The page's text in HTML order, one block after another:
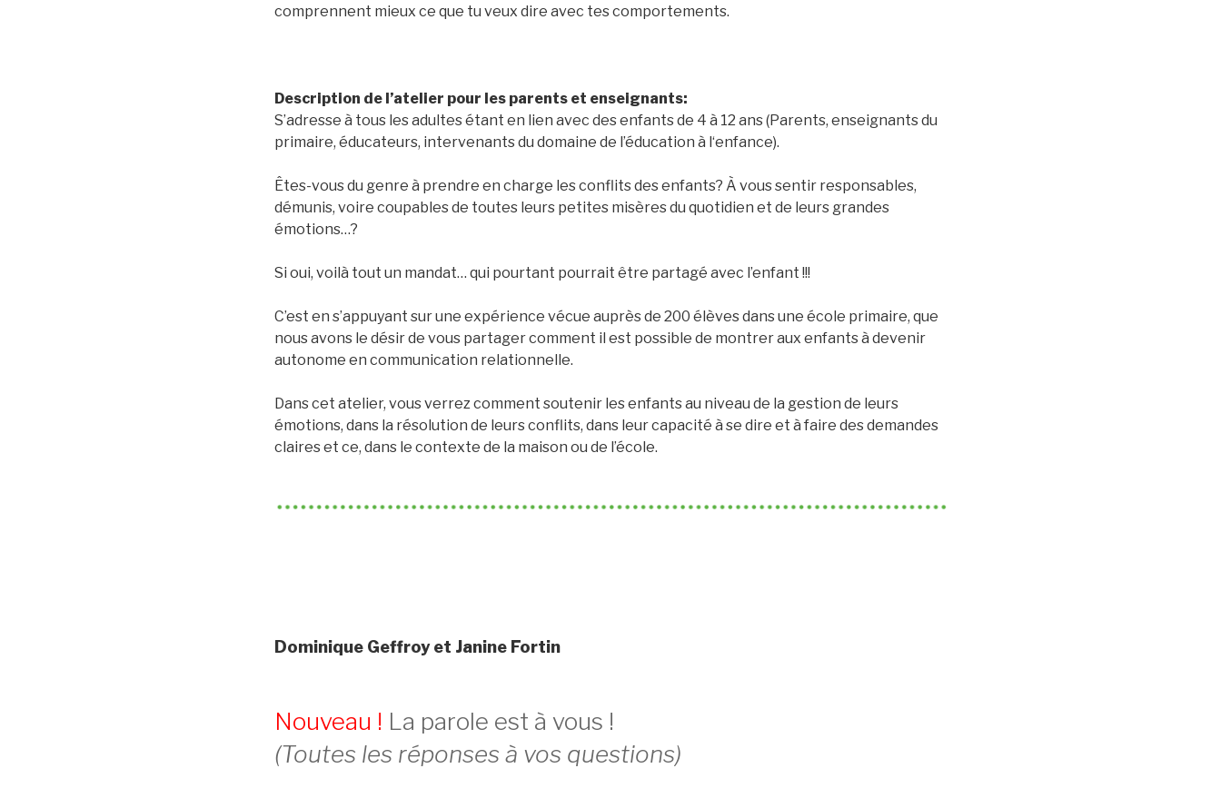
comprennent mieux ce que tu veux dire avec tes comportements.
Description de l’atelier pour les parents et enseignants:
S’adresse à tous les adultes étant en lien avec des enfants de 4 à 12 ans (Parents, enseignants du
primaire, éducateurs, intervenants du domaine de l’éducation à l‘enfance).
Êtes-vous du genre à prendre en charge les conflits des enfants? À vous sentir responsables,
démunis, voire coupables de toutes leurs petites misères du quotidien et de leurs grandes
émotions…?
Si oui, voilà tout un mandat… qui pourtant pourrait être partagé avec l’enfant !!!
C’est en s’appuyant sur une expérience vécue auprès de 200 élèves dans une école primaire, que
nous avons le désir de vous partager comment il est possible de montrer aux enfants à devenir
autonome en communication relationnelle.
Dans cet atelier, vous verrez comment soutenir les enfants au niveau de la gestion de leurs
émotions, dans la résolution de leurs conflits, dans leur capacité à se dire et à faire des demandes
claires et ce, dans le contexte de la maison ou de l’école.
Dominique Geffroy et Janine Fortin
Nouveau ! La parole est à vous !
(Toutes les réponses à vos questions)